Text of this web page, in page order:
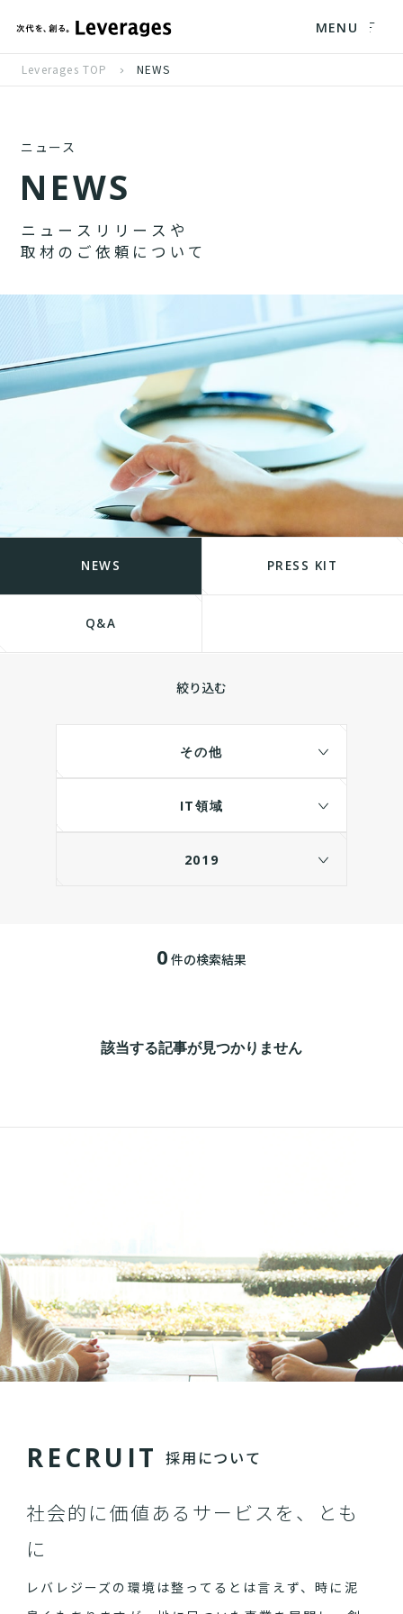
MENU
Leverages TOP NEWS
ニュース
NEWS
ニ ュ ー ス リ リ ー ス や
取 材 の ご 依 頼 に つ い て
NEWS PRESS KIT
Q&A
絞り込む
その他
IT領域
2019
0 件の検索結果
該当する記事が見つかりません
RECRU IT 採用について
社会的に価値あるサービスを、とも
に
レバレジーズの環境は整ってるとは言えず、時に泥